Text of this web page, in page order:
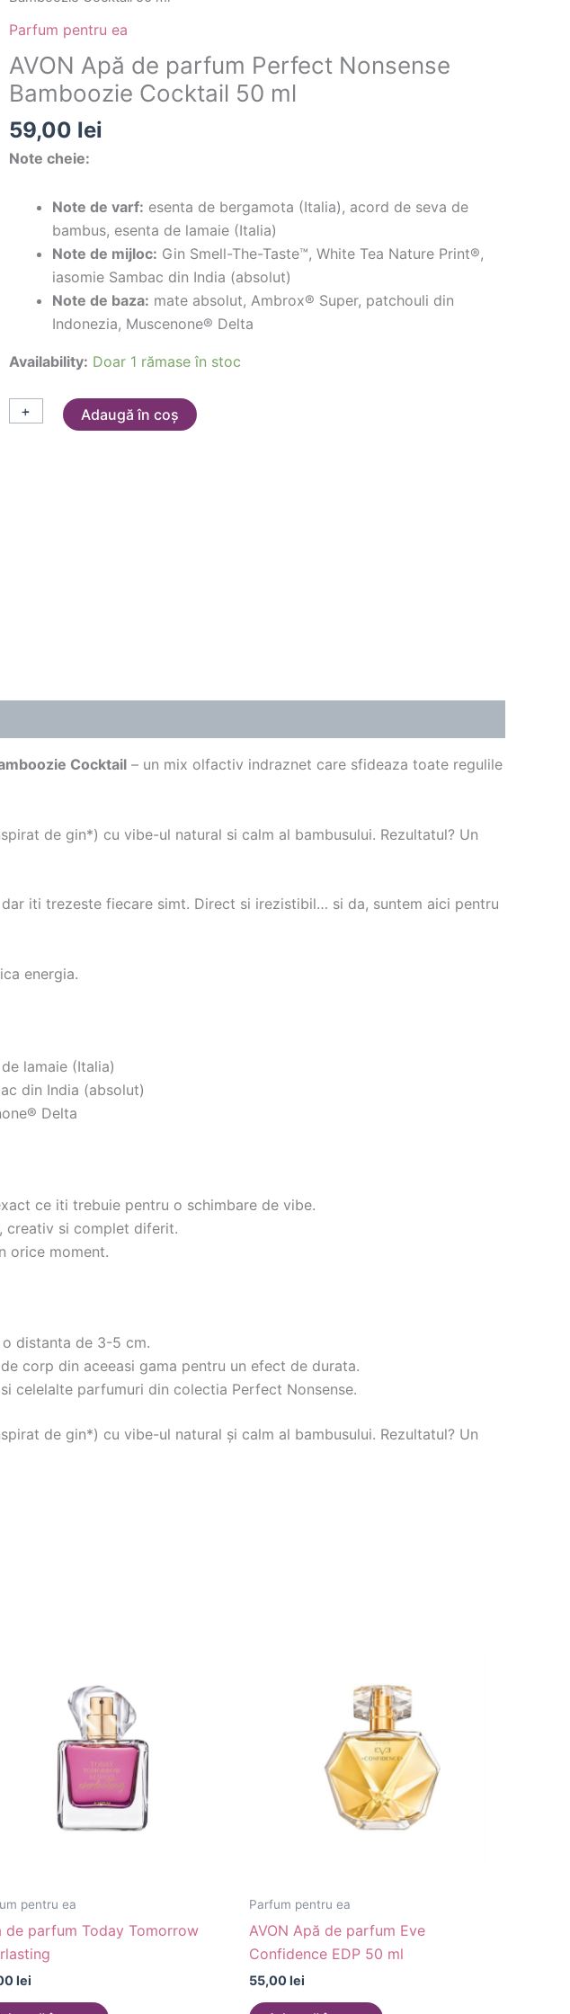
Parfum pentru ea
AVON Apă de parfum Perfect Nonsense
Bamboozie Cocktail 50 ml
59,00 lei
Note cheie:
Note de varf: esenta de bergamota (Italia), acord de seva de
bambus, esenta de lamaie (Italia)
Note de mijloc: Gin Smell-The-Taste™, White Tea Nature Print®,
iasomie Sambac din India (absolut)
Note de baza: mate absolut, Ambrox® Super, patchouli din
Indonezia, Muscenone® Delta
Availability: Doar 1 rămase în stoc
-
Apă
parfum
Perfect
Bamboozie
Cocktail
+ Adaugă în coș
Cocktail – un mix olfactiv indraznet care sfideaza toate regulile
de gin*) cu vibe-ul natural si calm al bambusului. Rezultatul? Un
iti trezeste fiecare simt. Direct si irezistibil… si da, suntem aici pentru
energia.
lamaie (Italia)
din India (absolut)
Delta
ce iti trebuie pentru o schimbare de vibe.
creativ si complet diferit.
orice moment.
distanta de 3-5 cm.
corp din aceeasi gama pentru un efect de durata.
celelalte parfumuri din colectia Perfect Nonsense.
de gin*) cu vibe-ul natural și calm al bambusului. Rezultatul? Un
pentru ea
de parfum Today Tomorrow
lei
Parfum pentru ea
AVON Apă de parfum Eve
Confidence EDP 50 ml
55,00lei